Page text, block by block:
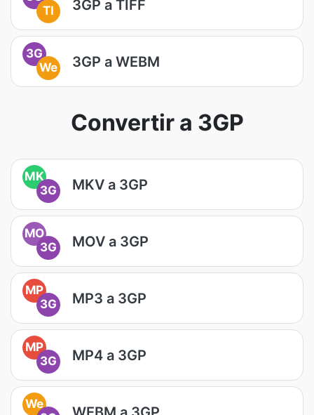
TI
3GP a TIFF
3G
We
3GP a WEBM
Convertir a 3GP
MK
3G
MKV a 3GP
MO
3G
MOV a 3GP
MP
3G
MP3 a 3GP
MP
3G
MP4 a 3GP
We